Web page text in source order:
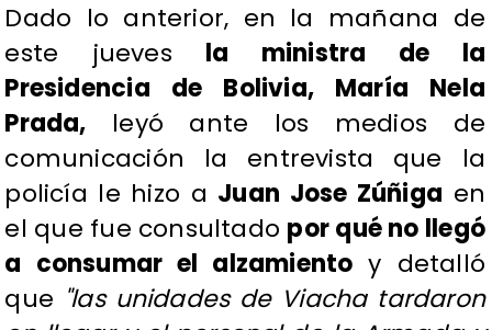
Dado lo anterior, en la mañana de
este jueves la ministra de la
Presidencia de Bolivia, María Nela
Prada, leyó ante los medios de
comunicación la entrevista que la
policía le hizo a Juan Jose Zúñiga en
el que fue consultado por qué no llegó
a consumar el alzamiento y detalló
que "las unidades de Viacha tardaron